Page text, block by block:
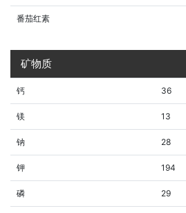
番茄红素
矿物质
钙 36
镁 13
钠 28
钾 194
磷 29